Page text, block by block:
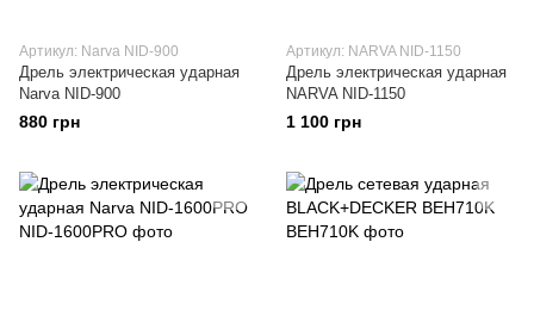
Артикул: Narva NID-900
Дрель электрическая ударная
Narva NID-900
880 грн
Артикул: NARVA NID-1150
Дрель электрическая ударная
NARVA NID-1150
1 100 грн